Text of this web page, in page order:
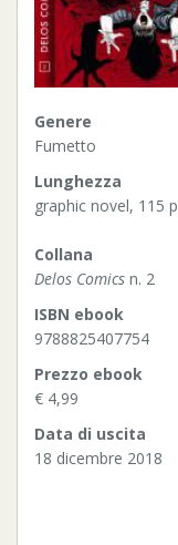
Genere
Fumetto
Lunghezza
graphic novel, 115
Collana
Delos Comics n. 2
ISBN ebook
9788825407754
Prezzo ebook
€ 4,99
Data di uscita
18 dicembre 2018